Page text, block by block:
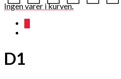
Ingen varer i kurven.
D1